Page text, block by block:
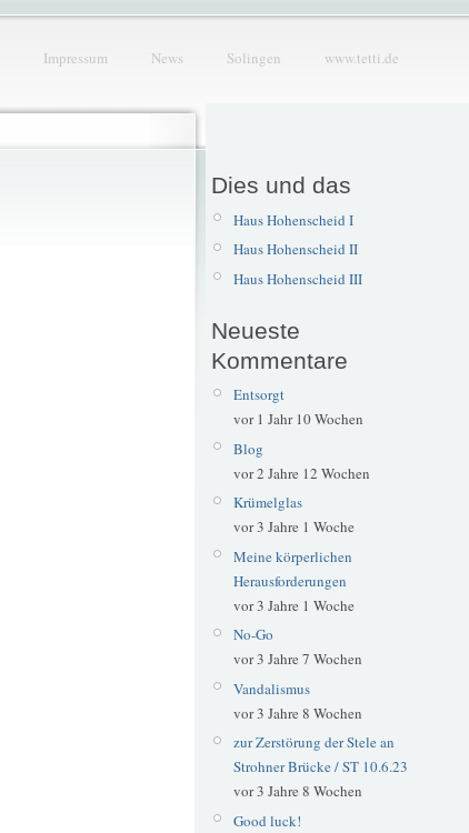
Impressum News Solingen www.tetti.de
Dies und das
Haus Hohenscheid I
Haus Hohenscheid II
Haus Hohenscheid III
Neueste
Kommentare
Entsorgt
vor 1 Jahr 10 Wochen
Blog
vor 2 Jahre 12 Wochen
Krümelglas
vor 3 Jahre 1 Woche
Meine körperlichen
Herausforderungen
vor 3 Jahre 1 Woche
No-Go
vor 3 Jahre 7 Wochen
Vandalismus
vor 3 Jahre 8 Wochen
zur Zerstörung der Stele an
Strohner Brücke / ST 10.6.23
vor 3 Jahre 8 Wochen
Good luck!